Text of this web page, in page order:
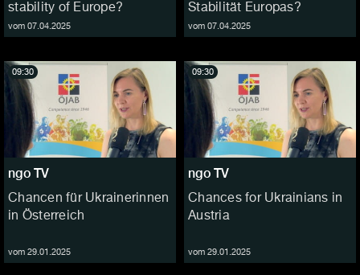
stability of Europe?
vom 07.04.2025
Stabilität Europas?
vom 07.04.2025
ngo TV
Chancen für Ukrainerinnen
in Österreich
vom 29.01.2025
09:30
ngo TV
Chances for Ukrainians in
Austria
vom 29.01.2025
09:30